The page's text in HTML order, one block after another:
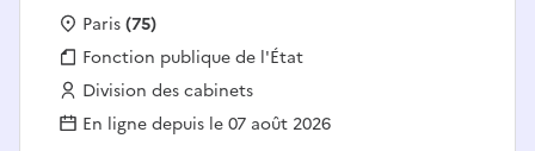
Localisation :
Paris(75)
Fonction publique :
Fonction publique de l'État
Employeur :
Division des cabinets
En ligne depuis le 07 août 2026